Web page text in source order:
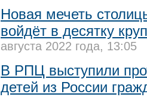
Новая мечеть
войдёт в десятку
августа 2022 года, 13:05
В РПЦ выступили
детей из России